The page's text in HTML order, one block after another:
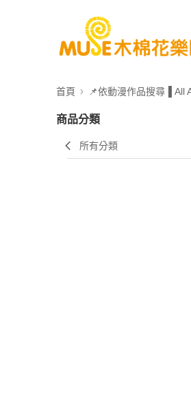
首頁 📌依動漫作品搜尋▐ All
商品分類
所有分類